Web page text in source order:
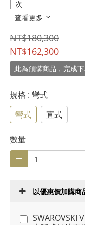
次
查看更多
NT$180,300
NT$162,300
此為預購商品，完成
規格 : 彎式
彎式
直式
數量
以優惠價加購商
SWAROVSKI